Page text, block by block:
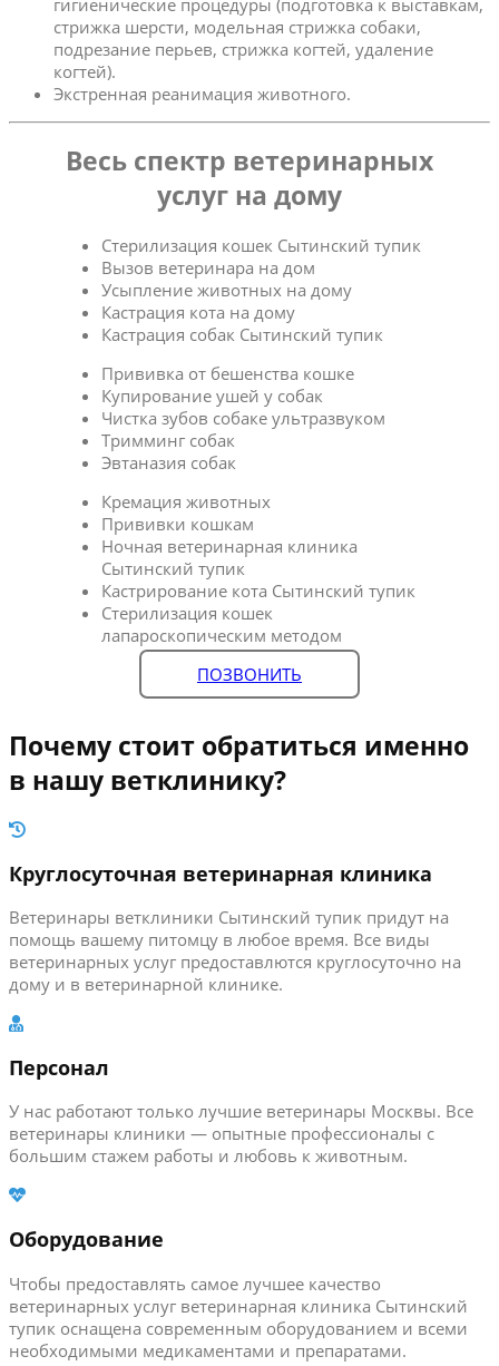
стрижка шерсти, модельная стрижка собаки,
подрезание перьев, стрижка когтей, удаление
когтей).
Экстренная реанимация животного.
Весь спектр ветеринарных
услуг на дому
Стерилизация кошек Сытинский тупик
Вызов ветеринара на дом
Усыпление животных на дому
Кастрация кота на дому
Кастрация собак Сытинский тупик
Прививка от бешенства кошке
Купирование ушей у собак
Чистка зубов собаке ультразвуком
Тримминг собак
Эвтаназия собак
Кремация животных
Прививки кошкам
Ночная ветеринарная клиника
Сытинский тупик
Кастрирование кота Сытинский тупик
Стерилизация кошек
лапароскопическим методом
ПОЗВОНИТЬ
Почему стоит обратиться именно
в нашу ветклинику?
Круглосуточная ветеринарная клиника
Ветеринары ветклиники Сытинский тупик придут на
помощь вашему питомцу в любое время. Все виды
ветеринарных услуг предоставлются круглосуточно на
дому и в ветеринарной клинике.
Персонал
У нас работают только лучшие ветеринары Москвы. Все
ветеринары клиники — опытные профессионалы с
большим стажем работы и любовь к животным.
Оборудование
Чтобы предоставлять самое лучшее качество
ветеринарных услуг ветеринарная клиника Сытинский
тупик оснащена современным оборудованием и всеми
необходимыми медикаментами и препаратами.